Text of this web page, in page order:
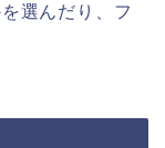
選んだり、フ